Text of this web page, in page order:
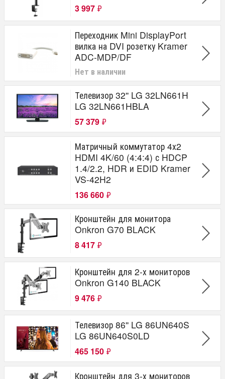
3 997 ₽
Переходник Mini DisplayPort
вилка на DVI розетку Kramer
ADC-MDP/DF
Нет в наличии
Телевизор 32'' LG 32LN661H
LG 32LN661HBLA
57 379 ₽
Матричный коммутатор 4х2
HDMI 4K/60 (4:4:4) с HDCP
1.4/2.2, HDR и EDID Kramer
VS-42H2
136 660 ₽
Кронштейн для монитора
Onkron G70 BLACK
8 417 ₽
Кронштейн для 2-х мониторов
Onkron G140 BLACK
9 476 ₽
Телевизор 86'' LG 86UN640S
LG 86UN640S0LD
465 150 ₽
Кронштейн для 3-х мониторов